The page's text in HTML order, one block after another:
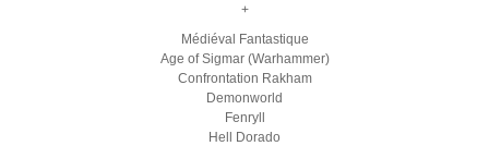
+
Médiéval Fantastique
Age of Sigmar (Warhammer)
Confrontation Rakham
Demonworld
Fenryll
Hell Dorado